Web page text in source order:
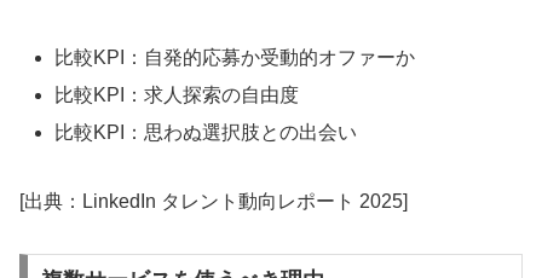
比較KPI：自発的応募か受動的オファーか
比較KPI：求人探索の自由度
比較KPI：思わぬ選択肢との出会い
[出典：LinkedIn タレント動向レポート 2025]